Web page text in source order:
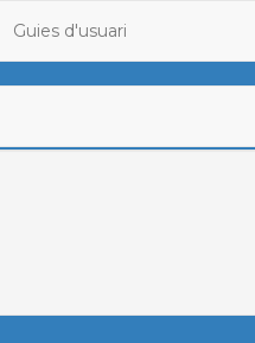
Guies d'usuari